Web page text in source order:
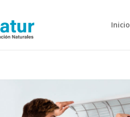
Inicio